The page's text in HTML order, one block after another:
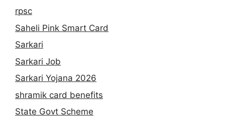
rpsc
Saheli Pink Smart Card
Sarkari
Sarkari Job
Sarkari Yojana 2026
shramik card benefits
State Govt Scheme